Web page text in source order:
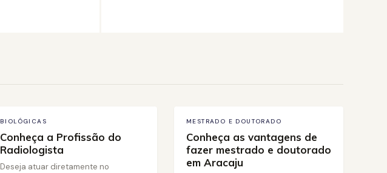
BIOLÓGICAS
Conheça a Profissão do
Radiologista
Deseja atuar diretamente no
MESTRADO E DOUTORADO
Conheça as vantagens de
fazer mestrado e doutorado
em Aracaju